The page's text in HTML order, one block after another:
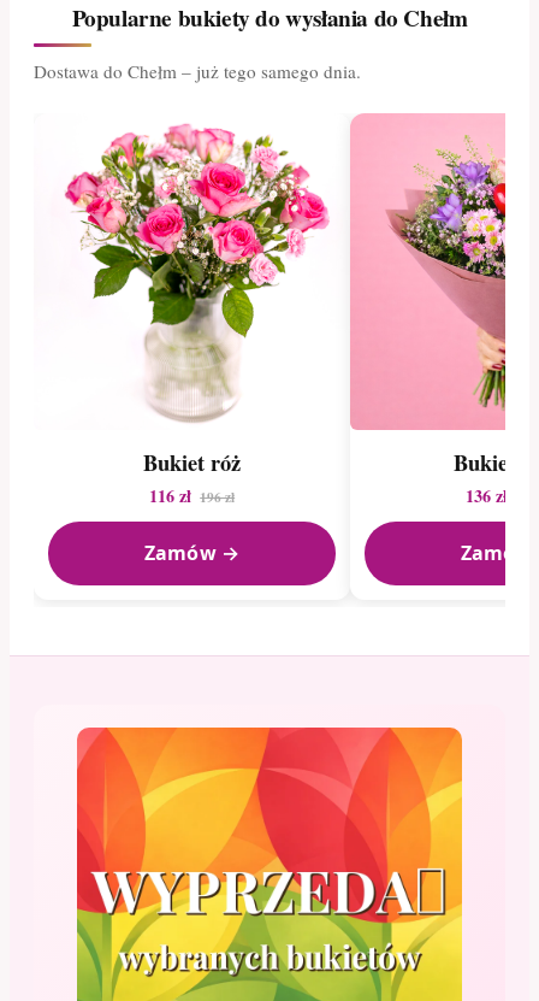
Popularne bukiety do wysłania do Chełm
Dostawa do Chełm – już tego samego dnia.
Bukiet róż
116 zł 196 zł
Zamów →
Bukiet
136 zł